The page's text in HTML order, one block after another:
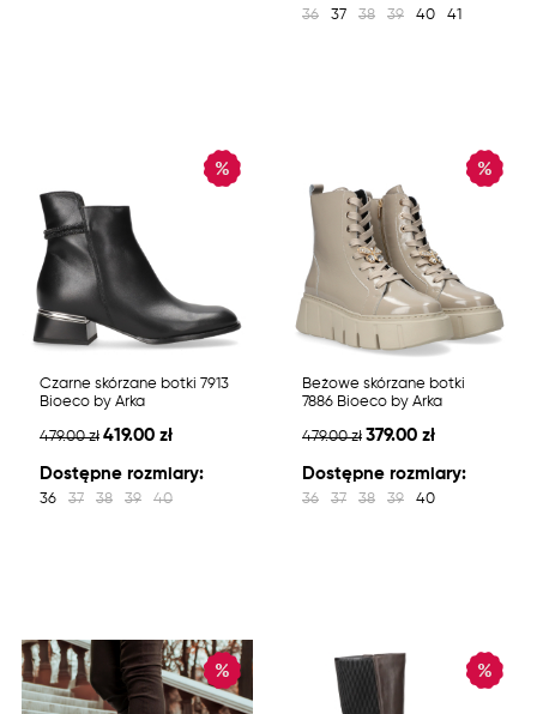
36 37 38 39 40 41
Czarne skórzane botki 7913
Bioeco by Arka
479.00 zł 419.00 zł
Dostępne rozmiary:
36 37 38 39 40
Beżowe skórzane botki
7886 Bioeco by Arka
479.00 zł 379.00 zł
Dostępne rozmiary:
36 37 38 39 40